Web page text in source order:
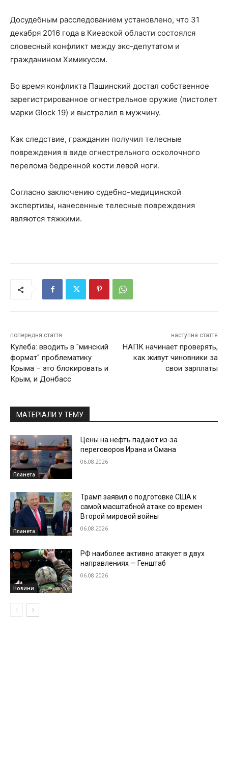
Досудебным расследованием установлено, что 31
декабря 2016 года в Киевской области состоялся
словесный конфликт между экс-депутатом и
гражданином Химикусом.
Во время конфликта Пашинский достал собственное
зарегистрированное огнестрельное оружие (пистолет
марки Glock 19) и выстрелил в мужчину.
Как следствие, гражданин получил телесные
повреждения в виде огнестрельного осколочного
перелома бедренной кости левой ноги.
Согласно заключению судебно-медицинской
экспертизы, нанесенные телесные повреждения
являются тяжкими.
попередня стаття
Кулеба: вводить в "минский
формат" проблематику
Крыма – это блокировать и
Крым, и Донбасс
наступна стаття
НАПК начинает проверять,
как живут чиновники за
свои зарплаты
МАТЕРІАЛИ У ТЕМУ
Планета
Цены на нефть падают из-за
переговоров Ирана и Омана
06.08.2026
Планета
Трамп заявил о подготовке США к
самой масштабной атаке со времен
Второй мировой войны
06.08.2026
Новини
РФ наиболее активно атакует в двух
направлениях — Генштаб
06.08.2026